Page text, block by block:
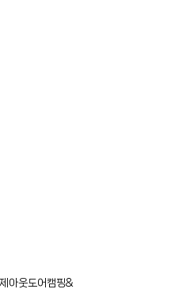
아웃도어캠핑&